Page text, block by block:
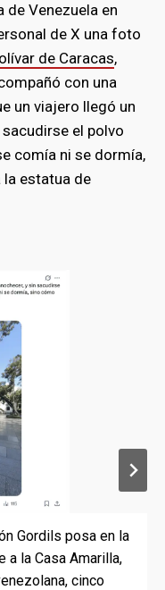
de Venezuela en
de X una foto
de Caracas,
con una
un viajero llegó un
el polvo
comía ni se dormía,
estatua de
Gordils posa en la
a la Casa Amarilla,
cinco
de
dejó
del Libro de